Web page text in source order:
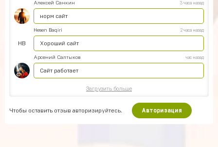
Алексей Санкин 3 часа назад
норм сайт
HB
Hesen Baqiri 2 часа назад
Хороший сайт
Арсений Салтыков час назад
Сайт работает
Загрузить больше
Чтобы оставить отзыв авторизируйтесь. Авторизация